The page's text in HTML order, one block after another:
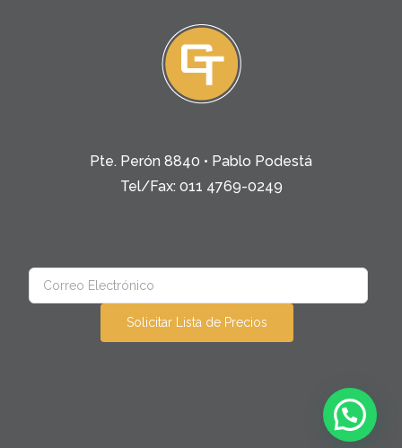
Pte. Perón 8840 • Pablo Podestá
Tel/Fax: 011 4769-0249